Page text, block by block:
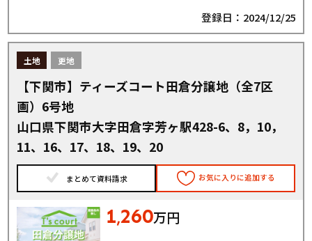
登録日：2024/12/25
土地 更地
【下関市】ティーズコート田倉分譲地（全7区
画）6号地
山口県下関市大字田倉字芳ヶ駅428-6、8，10，
11、16、17、18、19、20
まとめて資料請求 お気に入りに追加する
1,260万円